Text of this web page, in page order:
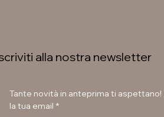
alla nostra newsletter
Tante novità in anteprima ti aspettano!
la tua email *